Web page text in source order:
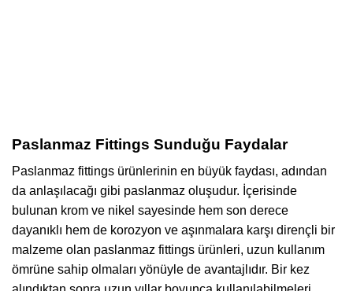
Paslanmaz Fittings Sunduğu Faydalar
Paslanmaz fittings ürünlerinin en büyük faydası, adından
da anlaşılacağı gibi paslanmaz oluşudur. İçerisinde
bulunan krom ve nikel sayesinde hem son derece
dayanıklı hem de korozyon ve aşınmalara karşı dirençli bir
malzeme olan paslanmaz fittings ürünleri, uzun kullanım
ömrüne sahip olmaları yönüyle de avantajlıdır. Bir kez